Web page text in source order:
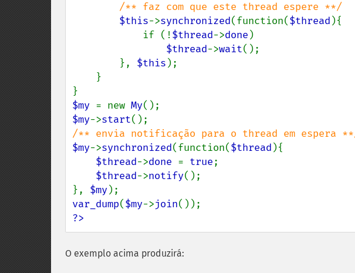
/** faz com que este thread espere **/
$this->synchronized(function($thread ){
            if (!
$thread->done )
$thread->wait();
        },
$this );
$my = new My
$my->start
$my->synchronized(function($thread ){
$thread->done = true;
$thread->notify();
}, $my
var_dump($my->join
?>
O exemplo acima produzirá: